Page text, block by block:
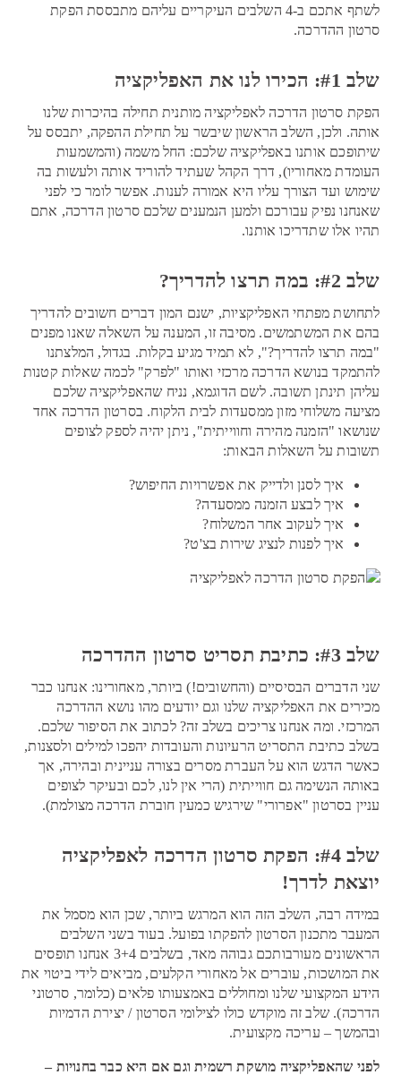
לשתף אתכם ב-4 השלבים העיקריים עליהם מתבססת הפקת
סרטון ההדרכה.
שלב #1: הכירו לנו את האפליקציה
הפקת סרטון הדרכה לאפליקציה מותנית תחילה בהיכרות שלנו
אותה. ולכן, השלב הראשון שיבשר על תחילת ההפקה, יתבסס על
שיתופכם אותנו באפליקציה שלכם: החל משמה (והמשמעות
העומדת מאחוריו), דרך הקהל שעתיד להוריד אותה ולעשות בה
שימוש ועד הצורך עליו היא אמורה לענות. אפשר לומר כי לפני
שאנחנו נפיק עבורכם ולמען הנמענים שלכם סרטון הדרכה, אתם
תהיו אלו שתדריכו אותנו.
שלב #2: במה תרצו להדריך?
לתחושת מפתחי האפליקציות, ישנם המון דברים חשובים להדריך
בהם את המשתמשים. מסיבה זו, המענה על השאלה שאנו מפנים
"במה תרצו להדריך?", לא תמיד מגיע בקלות. בגדול, המלצתנו
להתמקד בנושא הדרכה מרכזי ואותו "לפרק" לכמה שאלות קטנות
עליהן תינתן תשובה. לשם הדוגמא, נניח שהאפליקציה שלכם
מציעה משלוחי מזון ממסעדות לבית הלקוח. בסרטון הדרכה אחד
שנושאו "הזמנה מהירה וחווייתית", ניתן יהיה לספק לצופים
תשובות על השאלות הבאות:
איך לסנן ולדייק את אפשרויות החיפוש?
איך לבצע הזמנה ממסעדה?
איך לעקוב אחר המשלוח?
איך לפנות לנציג שירות בצ'ט?
שלב #3: כתיבת תסריט סרטון ההדרכה
שני הדברים הבסיסיים (והחשובים!) ביותר, מאחורינו: אנחנו כבר
מכירים את האפליקציה שלנו וגם יודעים מהו נושא ההדרכה
המרכזי. ומה אנחנו צריכים בשלב זה? לכתוב את הסיפור שלכם.
בשלב כתיבת התסריט הרעיונות והעובדות יהפכו למילים ולסצנות,
כאשר הדגש הוא על העברת מסרים בצורה עניינית ובהירה, אך
באותה הנשימה גם חווייתית (הרי אין לנו, לכם ובעיקר לצופים
עניין בסרטון "אפרורי" שירגיש כמעין חוברת הדרכה מצולמת).
שלב #4: הפקת סרטון הדרכה לאפליקציה
יוצאת לדרך!
במידה רבה, השלב הזה הוא המרגש ביותר, שכן הוא מסמל את
המעבר מתכנון הסרטון להפקתו בפועל. בעוד בשני השלבים
הראשונים מעורבותכם גבוהה מאד, בשלבים 3+4 אנחנו תופסים
את המושכות, עוברים אל מאחורי הקלעים, מביאים לידי ביטוי את
הידע המקצועי שלנו ומחוללים באמצעותו פלאים (כלומר, סרטוני
הדרכה). שלב זה מוקדש כולו לצילומי הסרטון / יצירת הדמיות
ובהמשך – עריכה מקצועית.
לפני שהאפליקציה מושקת רשמית וגם אם היא כבר בחנויות –